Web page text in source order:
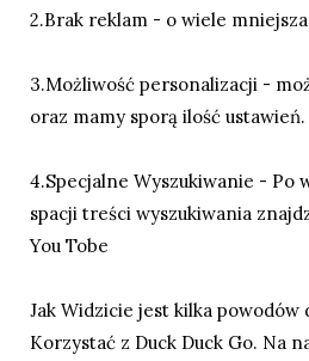
2.Brak reklam - o wiele
3.Możliwość personalizacji -
oraz mamy sporą ilość ustawień.
4.Specjalne Wyszukiwanie - Po
spacji treści wyszukiwania
You Tobe
Jak Widzicie jest kilka
Korzystać z Duck Duck Go. Na